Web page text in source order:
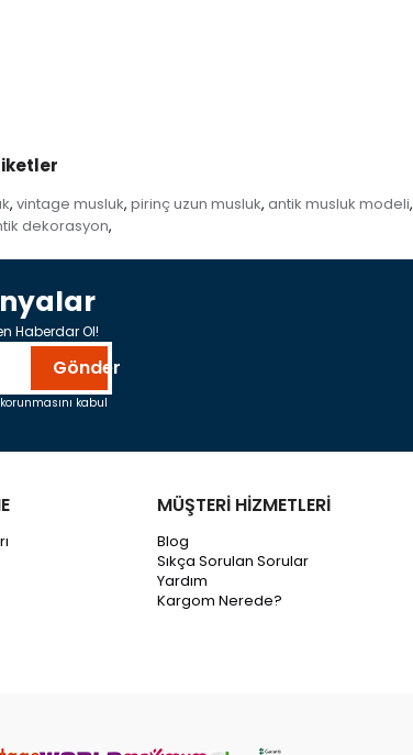
, vintage musluk, pirinç uzun musluk, antik musluk modeli,
dekorasyon,
Haberdar Ol!
Gönder
korunmasını kabul
MÜŞTERİ HİZMETLERİ
Blog
Sıkça Sorulan Sorular
Yardım
Kargom Nerede?